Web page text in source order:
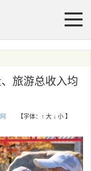
旅游总收入均
【字体： ↑ 大 ↓ 小 】